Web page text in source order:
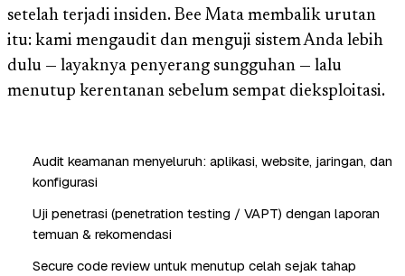
setelah terjadi insiden. Bee Mata membalik urutan
itu: kami mengaudit dan menguji sistem Anda lebih
dulu — layaknya penyerang sungguhan — lalu
menutup kerentanan sebelum sempat dieksploitasi.
Audit keamanan menyeluruh: aplikasi, website, jaringan, dan
konfigurasi
Uji penetrasi (penetration testing / VAPT) dengan laporan
temuan & rekomendasi
Secure code review untuk menutup celah sejak tahap